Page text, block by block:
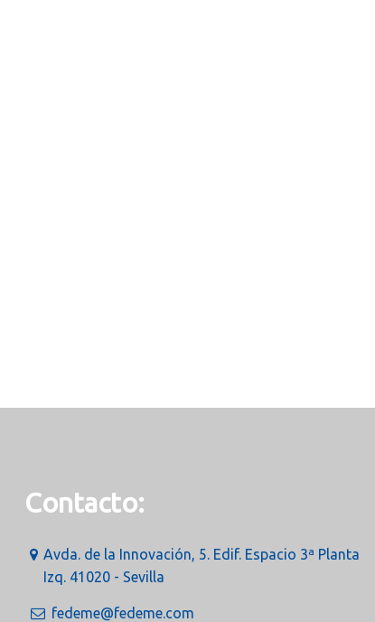
Contacto:
Avda. de la Innovación, 5. Edif. Espacio 3ª Planta
Izq. 41020 - Sevilla
fedeme@fedeme.com